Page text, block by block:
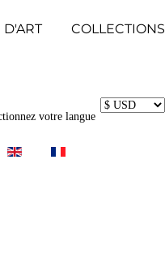
D'ART COLLECTIONS
votre langue